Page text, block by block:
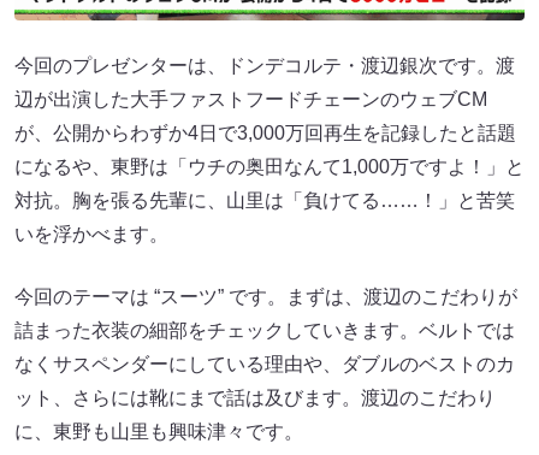
今回のプレゼンターは、ドンデコルテ・渡辺銀次です。渡
辺が出演した大手ファストフードチェーンのウェブCM
が、公開からわずか4日で3,000万回再生を記録したと話題
になるや、東野は「ウチの奥田なんて1,000万ですよ！」と
対抗。胸を張る先輩に、山里は「負けてる……！」と苦笑
いを浮かべます。
今回のテーマは “スーツ” です。まずは、渡辺のこだわりが
詰まった衣装の細部をチェックしていきます。ベルトでは
なくサスペンダーにしている理由や、ダブルのベストのカ
ット、さらには靴にまで話は及びます。渡辺のこだわり
に、東野も山里も興味津々です。